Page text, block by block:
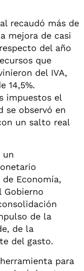
recaudó más de
mejora de casi
del año
que
del IVA,
14,5%.
impuestos el
se observó en
un salto real
un
Economía,
Gobierno
de la
de la
del gasto.
para